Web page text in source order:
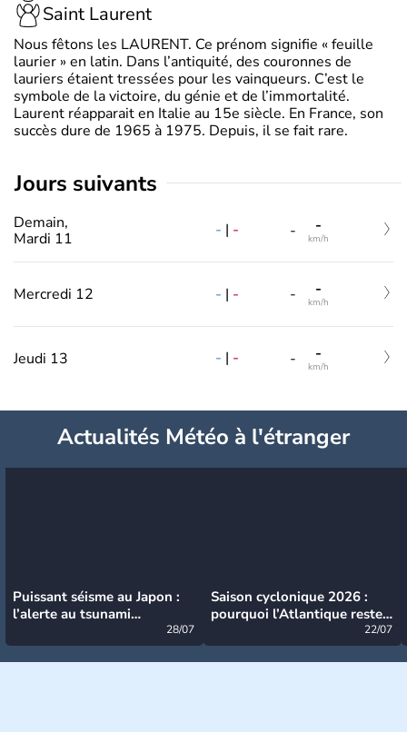
Saint Laurent
Nous fêtons les LAURENT. Ce prénom signifie « feuille
laurier » en latin. Dans l’antiquité, des couronnes de
lauriers étaient tressées pour les vainqueurs. C’est le
symbole de la victoire, du génie et de l’immortalité.
Laurent réapparait en Italie au 15e siècle. En France, son
succès dure de 1965 à 1975. Depuis, il se fait rare.
jours suivants
Demain,
Mardi 11
- | - - -
km/h
Mercredi 12 - | - - -
km/h
Jeudi 13 - | - - -
km/h
Actualités Météo à l'étranger
Puissant séisme au Japon :
l’alerte au tsunami
28/07
Saison cyclonique 2026 :
pourquoi l’Atlantique reste
22/07